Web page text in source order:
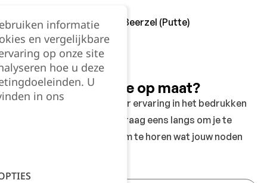
Graag een offerte op maat?
Wij hebben meer dan 10 jaar ervaring in het bedrukken
van werkkledij en komen graag eens langs om je te
adviseren, inspireren en om te horen wat jouw noden
Naam
Koningsbaan 74 ,2580 Beerzel (Putte)
info@jobitex.be
015 76 13 73
informatie
en vergelijkbare
op onze site
hoe u deze
U
in ons